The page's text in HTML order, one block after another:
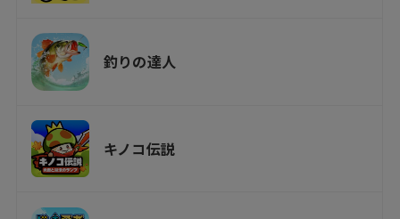
釣りの達人
キノコ伝説